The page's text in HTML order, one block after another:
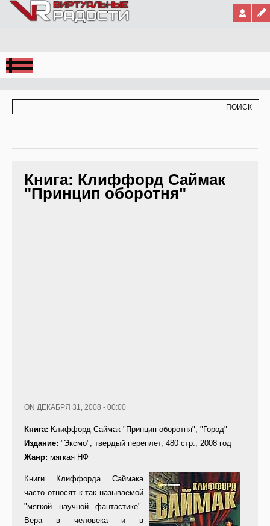
Jump to Navigation
Книга: Клиффорд Саймак
"Принцип оборотня"
ON ДЕКАБРЯ 31, 2008 - 00:00
Книга: Клиффорд Саймак "Принцип оборотня", "Город"
Издание: "Эксмо", твердый переплет, 480 стр., 2008 год
Жанр: мягкая НФ
Книги Клиффорда Саймака
часто относят к так называемой
"мягкой научной фантастике".
Вера в человека и в